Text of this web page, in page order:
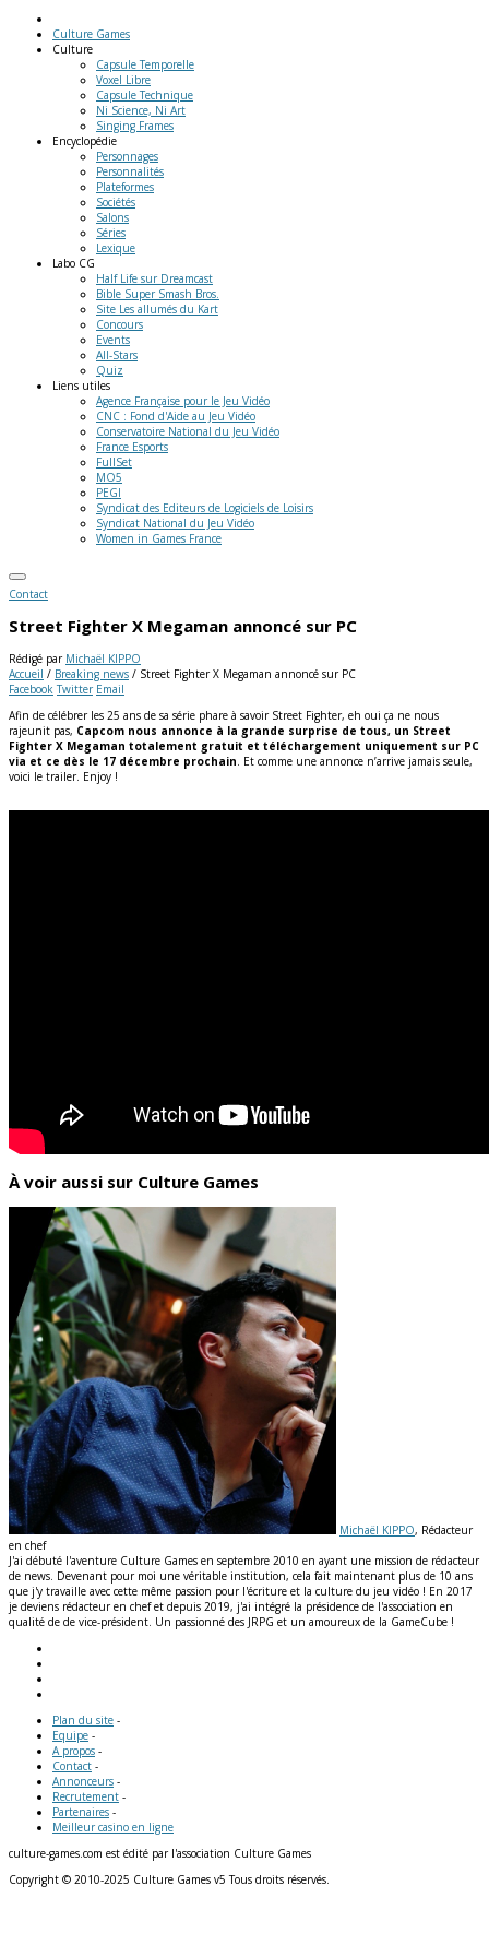
Culture Games
Culture
Capsule Temporelle
Voxel Libre
Capsule Technique
Ni Science, Ni Art
Singing Frames
Encyclopédie
Personnages
Personnalités
Plateformes
Sociétés
Salons
Séries
Lexique
Labo CG
Half Life sur Dreamcast
Bible Super Smash Bros.
Site Les allumés du Kart
Concours
Events
All-Stars
Quiz
Liens utiles
Agence Française pour le Jeu Vidéo
CNC : Fond d'Aide au Jeu Vidéo
Conservatoire National du Jeu Vidéo
France Esports
FullSet
MO5
PEGI
Syndicat des Editeurs de Logiciels de Loisirs
Syndicat National du Jeu Vidéo
Women in Games France
Contact
Street Fighter X Megaman annoncé sur PC
Rédigé par Michaël KIPPO
Accueil / Breaking news / Street Fighter X Megaman annoncé sur PC
Facebook Twitter Email
Afin de célébrer les 25 ans de sa série phare à savoir Street Fighter, eh oui ça ne nous
rajeunit pas, Capcom nous annonce à la grande surprise de tous, un Street
Fighter X Megaman totalement gratuit et téléchargement uniquement sur PC
via et ce dès le 17 décembre prochain. Et comme une annonce n’arrive jamais seule,
voici le trailer. Enjoy !
À voir aussi sur Culture Games
Michaël KIPPO, Rédacteur
en chef
J'ai débuté l'aventure Culture Games en septembre 2010 en ayant une mission de rédacteur
de news. Devenant pour moi une véritable institution, cela fait maintenant plus de 10 ans
que j'y travaille avec cette même passion pour l'écriture et la culture du jeu vidéo ! En 2017
je deviens rédacteur en chef et depuis 2019, j'ai intégré la présidence de l'association en
qualité de de vice-président. Un passionné des JRPG et un amoureux de la GameCube !
Plan du site -
Equipe -
A propos -
Contact -
Annonceurs -
Recrutement -
Partenaires -
Meilleur casino en ligne
culture-games.com est édité par l'association Culture Games
Copyright © 2010-2025 Culture Games v5 Tous droits réservés.